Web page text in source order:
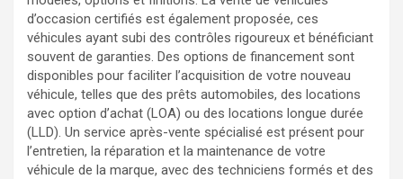
d’occasion certifiés est également proposée, ces
véhicules ayant subi des contrôles rigoureux et bénéficiant
souvent de garanties. Des options de financement sont
disponibles pour faciliter l’acquisition de votre nouveau
véhicule, telles que des prêts automobiles, des locations
avec option d’achat (LOA) ou des locations longue durée
(LLD). Un service après-vente spécialisé est présent pour
l’entretien, la réparation et la maintenance de votre
véhicule de la marque, avec des techniciens formés et des